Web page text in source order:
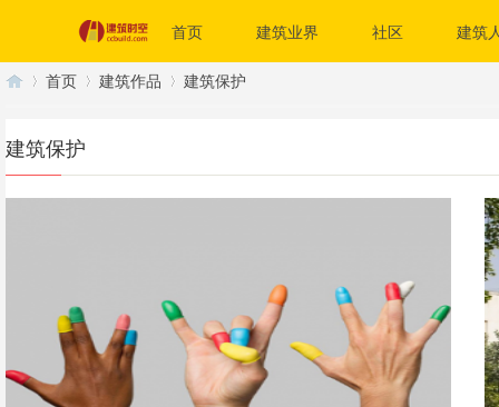
首页 建筑业界 社区 建筑
建›
首页
›
建筑作品
›
建筑保护
建筑保护